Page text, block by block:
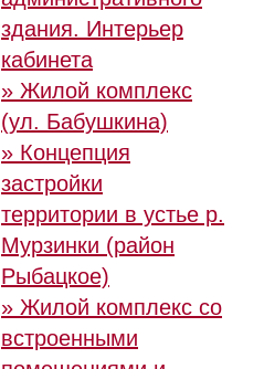
здания. Интерьер
кабинета
» Жилой комплекс
(ул. Бабушкина)
» Концепция
застройки
территории в устье р.
Мурзинки (район
Рыбацкое)
» Жилой комплекс со
встроенными